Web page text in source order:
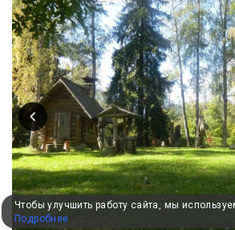
Чтобы улучшить работу сайта, мы
Подробнее